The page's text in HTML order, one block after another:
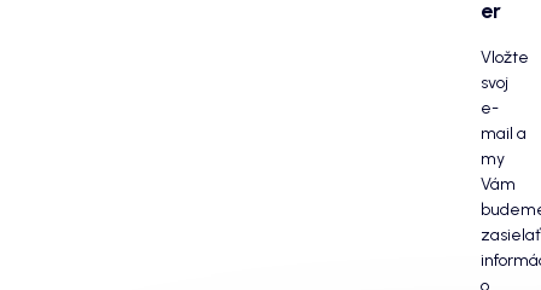
er
Vložte
svoj
e-
mail a
my
Vám
zasielať